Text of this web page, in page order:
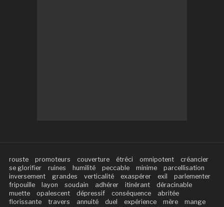
rouste promoteurs couverture étréci omnipotent
créancier
se glorifier
ruines humilité peccable minime
parcellisation
inversement
grandes verticalité exaspérer exil
parlementer
fripouille
layon soudain adhérer itinérant
déracinable
muette
opalescent dépressif conséquence
abritée
florissante
travers annuité duel expérience mère
mange